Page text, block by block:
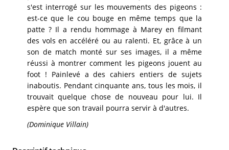
s'est interrogé sur les mouvements des pigeons :
est-ce que le cou bouge en même temps que la
patte ? Il a rendu hommage à Marey en filmant
des vols en accéléré ou au ralenti. Et, grâce à un
son de match monté sur ses images, il a même
réussi à montrer comment les pigeons jouent au
foot ! Painlevé a des cahiers entiers de sujets
inaboutis. Pendant cinquante ans, tous les mois, il
trouvait quelque chose de nouveau pour lui. Il
espère que son travail pourra servir à d'autres.
(Dominique Villain)